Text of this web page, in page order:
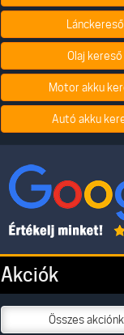
Lánckereső
Olaj kereső
Motor akku
Autó akku
Akciók
Összes